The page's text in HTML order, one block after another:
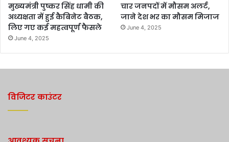
मुख्यमंत्री पुष्कर सिंह धामी की
अध्यक्षता में हुई कैबिनेट बैठक,
लिए गए कई महत्वपूर्ण फैसले
June 4, 2025
चार जनपदों में मौसम अलर्ट,
जाने देश भर का मौसम मिजाज
June 4, 2025
विजिटर काउंटर